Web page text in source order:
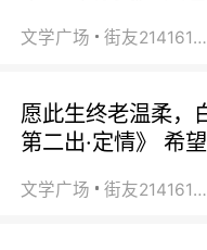
文学广场 街友21416156
愿此生终老温柔，
第二出·定情》 希
文学广场 街友21416156